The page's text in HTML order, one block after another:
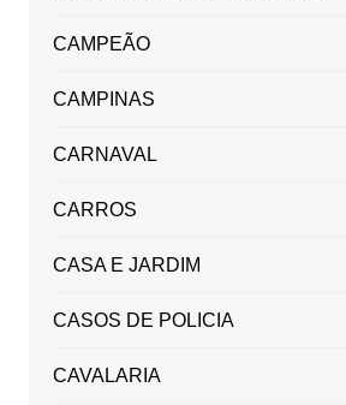
CAMPEÃO
CAMPINAS
CARNAVAL
CARROS
CASA E JARDIM
CASOS DE POLICIA
CAVALARIA